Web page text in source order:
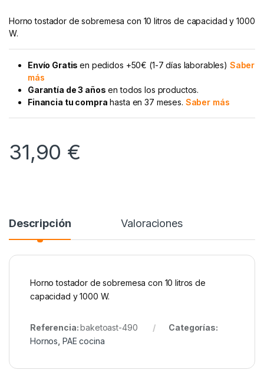
Horno tostador de sobremesa con 10 litros de capacidad y 1000
W.
Envío Gratisen pedidos +50€ (1-7 días laborables) Saber
más
Garantía de 3 años en todos los productos.
Financia tu compra hasta en 37 meses. Saber más
31,90 €
Descripción Valoraciones
Horno tostador de sobremesa con 10 litros de
capacidad y 1000 W.
Referencia:baketoast-490
Categorías:
Hornos PAE cocina